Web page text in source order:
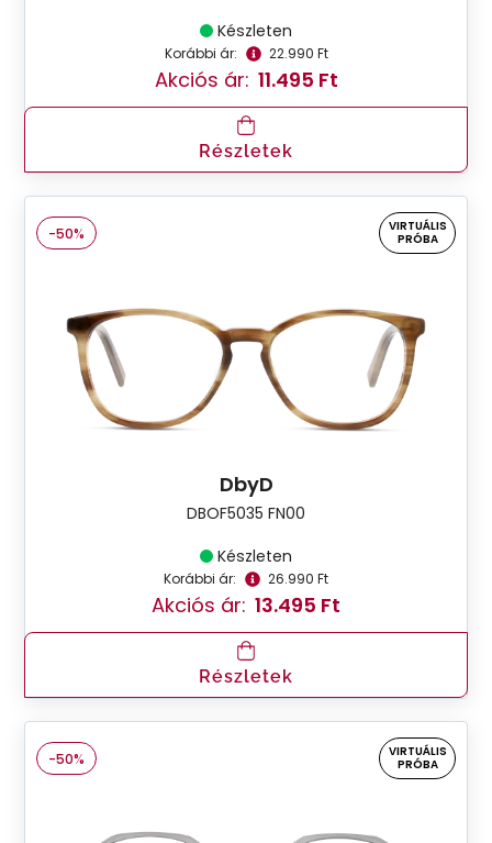
Készleten
Korábbi ár: 22.990 Ft
Akciós ár: 11.495 Ft
Részletek
-50%
VIRTUÁLIS
PRÓBA
DbyD
DBOF5035 FN00
Készleten
Korábbi ár: 26.990 Ft
Akciós ár: 13.495 Ft
Részletek
-50%
VIRTUÁLIS
PRÓBA